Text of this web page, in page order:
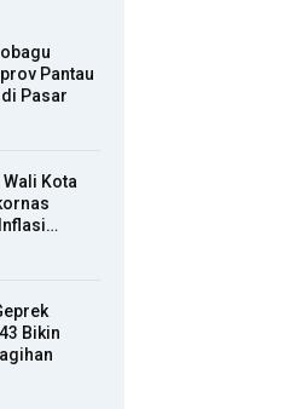
Pantau
Pasar
Kota
Bikin